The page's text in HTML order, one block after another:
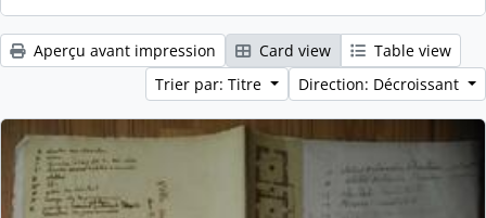
Aperçu avant impression Card view
Table view
Trier par: Titre
Direction: Décroissant